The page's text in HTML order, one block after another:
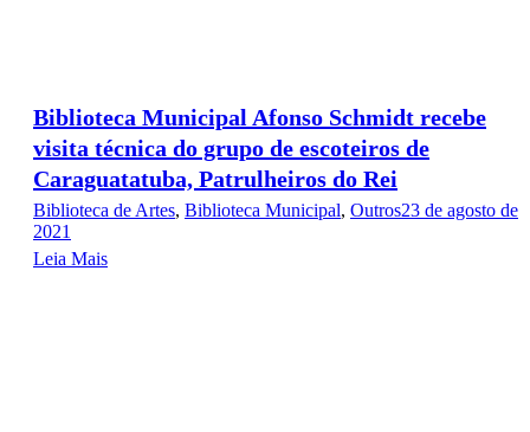
Biblioteca Municipal Afonso Schmidt recebe
visita técnica do grupo de escoteiros de
Caraguatatuba, Patrulheiros do Rei
Biblioteca de Artes, Biblioteca Municipal, Outros23 de agosto de
2021
Leia Mais